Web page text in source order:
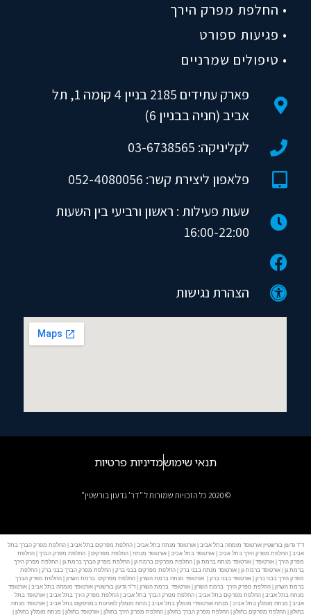
• החלפת מפרק הירך
• פגיעות ספורט
• טיפולים שמרניים
פארק עתידים 2185 בניין 4 קומה 1, תל
אביב (חניה בבניין 6)
לקליניקה: 03-6738565
פלאפון ליצירת קשר: 052-4080056
שעות פעילות : ראשון ורביעי בין השעות
16:00-22:00
הצהרת נגישות
תנאי שימושמדיניות פרטיות
© 2020 כל הזכויות שמורות ל "דר' גדעון בורשטין"
ד"ר גדעון בורשטיין אורטופד מומחה בתל אביב | אורטופד מנתח בתל אביב | החלפת מפרקים בתל אביב | החלפת מפרק הברך בתל
אביב | החלפת מפרק הירך בתל אביב | אורטופד בתל אביב | אורטופד מנתח | החלפת מפרקים | החלפת מפרק הברך | החלפת
מפרק הירך | אורטופד | אורטופד מנתח ברמת גן | החלפת מפרקים ברמת גן | החלפת מפרק הברך ברמת גן | החלפת מפרק הירך
ברמת גן | אורטופד ברמת גן | אורטופד מנתח בבני ברק | החלפת מפרקים בבני ברק | החלפת מפרק הברך בבני ברק | החלפת
מפרק הירך בבני ברק | אורטופד בבני ברק | אורטופד מנתח ברמת השרון | החלפת מפרקים ברמת השרון | החלפת מפרק הברך
ברמת השרון | החלפת מפרק הירך ברמת השרון | אורטופד ברמת השרון | ד"ר גדעון בורשטיין אורטופד מומחה בתל אביב | אורטופד
מנתח בתל אביב | החלפת מפרקים בתל אביב | החלפת מפרק הברך בתל אביב | החלפת מפרק הירך בתל אביב | אורטופד בתל
אביב | מנתח מומלץ בתל אביב | מנתח אורטופדי מומלץ בתל אביב | מתח מומלץ לפגיעות במניסקוס בתל אביב | אורטופד מנתח
בחולון | החלפת מפרקים בחולון | החלפת מפרק הברך בחולון | החלפת מפרק הירך בחולון | אורטופד בחולון | מנתח מומלץ בחולון |